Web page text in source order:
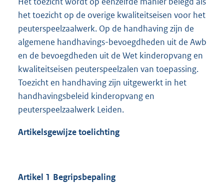
het toezicht op de overige kwaliteitseisen voor het
peuterspeelzaalwerk. Op de handhaving zijn de
algemene handhavings-bevoegdheden uit de Awb
en de bevoegdheden uit de Wet kinderopvang en
kwaliteitseisen peuterspeelzalen van toepassing.
Toezicht en handhaving zijn uitgewerkt in het
handhavingsbeleid kinderopvang en
peuterspeelzaalwerk Leiden.
Artikelsgewijze toelichting
Artikel 1 Begripsbepaling